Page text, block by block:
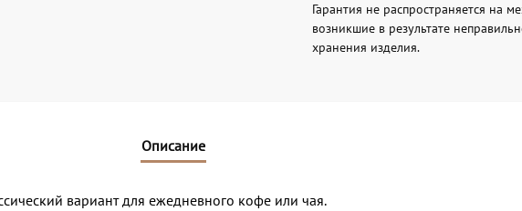
Гарантия не распространяется на
возникшие в результате
хранения изделия.
Описание
вариант для ежедневного кофе или чая.